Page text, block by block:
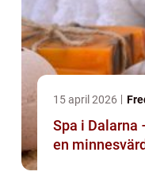
15 april 2026
Spa i
en